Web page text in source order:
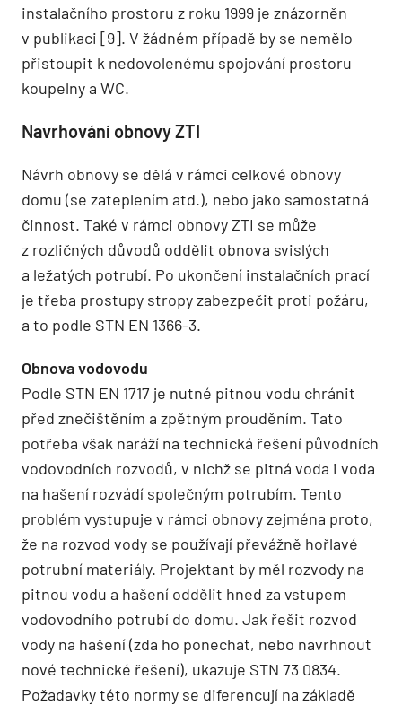
instalačního prostoru z roku 1999 je znázorněn
v publikaci [9]. V žádném případě by se nemělo
přistoupit k nedovolenému spojování prostoru
koupelny a WC.
Navrhování obnovy ZTI
Návrh obnovy se dělá v rámci celkové obnovy
domu (se zateplením atd.), nebo jako samostatná
činnost. Také v rámci obnovy ZTI se může
z rozličných důvodů oddělit obnova svislých
a ležatých potrubí. Po ukončení instalačních prací
je třeba prostupy stropy zabezpečit proti požáru,
a to podle STN EN 1366-3.
Obnova vodovodu
Podle STN EN 1717 je nutné pitnou vodu chránit
před znečištěním a zpětným prou­děním. Tato
potřeba však naráží na technická řešení původních
vodovodních rozvodů, v nichž se pitná voda i voda
na hašení rozvádí společným potrubím. Tento
problém vystupuje v rámci obnovy zejména proto,
že na rozvod vody se používají převážně hořlavé
potrubní materiály. Projektant by měl rozvody na
pitnou vodu a hašení oddělit hned za vstupem
vodovodního potrubí do domu. Jak řešit rozvod
vody na hašení (zda ho ponechat, nebo navrhnout
nové technické řešení), ukazuje STN 73 0834.
Požadavky této normy se diferencují na základě